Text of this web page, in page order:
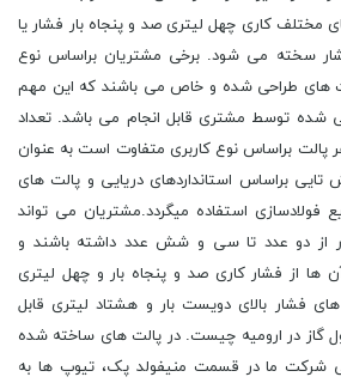
مختلف کاری چهل لیتری صد و پنجاه بار فشار یا
سخته می شود. برخی مشتریان براساس نوع
های طراحی شده و خاص می باشند که این مهم
شده توسط مشتری قابل انجام می باشد. تعداد
پالت براساس نوع کاربری متفاوت است به عنوان
براساس استانداردهای دریایی و پالت های
فولادسازی استفاده میگردد.مشتریان می تواند
از دو عدد تا سی و شش عدد داشته باشند و
ها از فشار کاری صد و پنجاه بار و چهل لیتری
فشار بالای دویست بار و هشتاد لیتری قابل
گاز در ارومیه چیست. در پالت های ساخته شده
ما در قسمت منیفولد پک، تیوپ ها به